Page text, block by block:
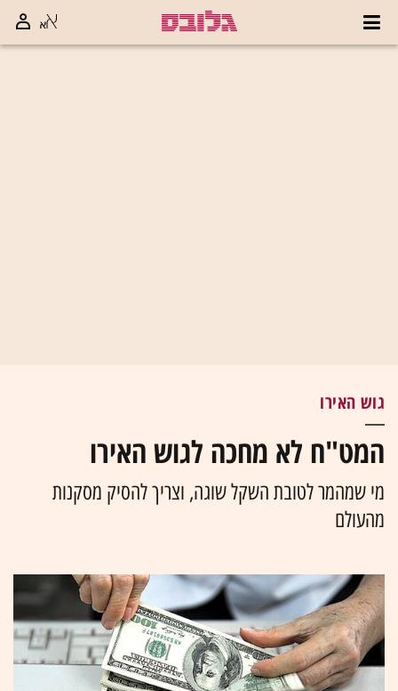
גוש האירו
המט"ח לא מחכה לגוש האירו
מי שמהמר לטובת השקל שוגה, וצריך להסיק מסקנות
מהעולם